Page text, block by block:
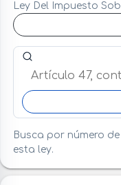
Ley Del Impuesto
Buscar artículo o
Busca por número
esta ley.